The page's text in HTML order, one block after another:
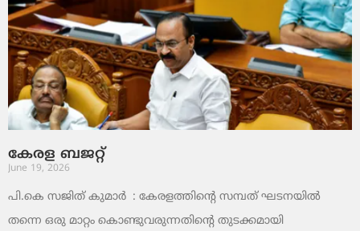
കേരള ബജറ്റ്
June 19, 2026
പി.കെ സജിത് കുമാര്‍ : കേരളത്തിന്റെ സമ്പത് ഘടനയിൽ
തന്നെ ഒരു മാറ്റം കൊണ്ടുവരുന്നതിന്റെ തുടക്കമായി